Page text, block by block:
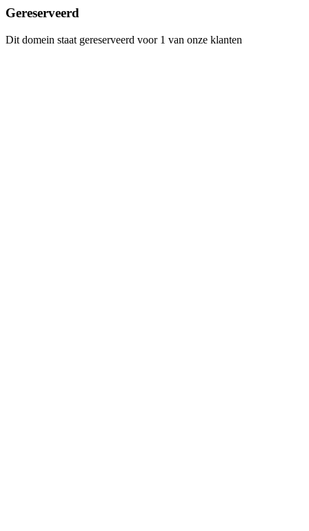
Gereserveerd
Dit domein staat gereserveerd voor 1 van onze klanten